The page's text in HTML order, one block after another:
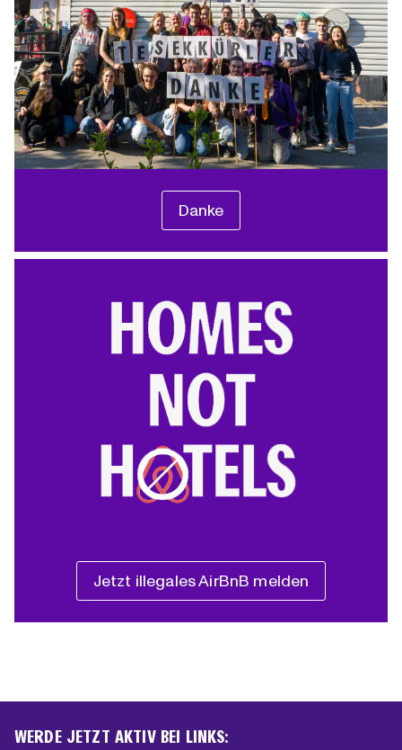
Danke
Jetzt illegales AirBnB melden
WERDE JETZT AKTIV BEI LINKS: